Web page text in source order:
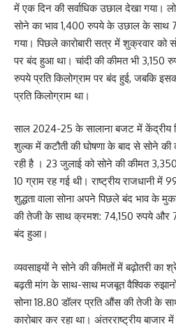
में एक दिन की सर्वाधिक उछाल देखा गया।
सोने का भाव 1,400 रुपये के उछाल के साथ
गया। पिछले कारोबारी सत्र में शुक्रवार को
पर बंद हुआ था। चांदी की कीमत भी
रुपये प्रति किलोग्राम पर बंद हुई, जबकि
प्रति किलोग्राम था।
साल 2024-25 के सालाना बजट में केंद्रीय
शुल्क में कटौती की घोषणा के बाद से सोने की
रही है । 23 जुलाई को सोने की कीमत
10 ग्राम रह गई थी। राष्ट्रीय राजधानी
शुद्धता वाला सोना अपने पिछले बंद भाव के
की तेजी के साथ क्रमश: 74,150 रुपये और
बंद हुआ।
व्यवसाइयों ने सोने की कीमतों में बढ़ोतरी
बढ़ती मांग के साथ-साथ मजबूत वैश्विक
सोना 18.80 डॉलर प्रति औंस की तेजी के
कारोबार कर रहा था। अंतरराष्ट्रीय